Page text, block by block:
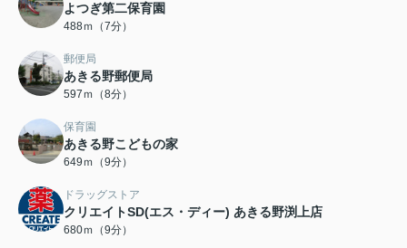
よつぎ第二保育園
488ｍ（7分）
郵便局
あきる野郵便局
597ｍ（8分）
保育園
あきる野こどもの家
649ｍ（9分）
ドラッグストア
クリエイトSD(エス・ディー) あきる野渕上店
680ｍ（9分）